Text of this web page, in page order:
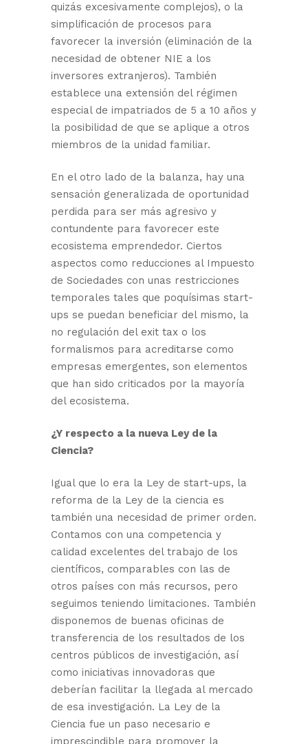
quizás excesivamente complejos), o la
simplificación de procesos para
favorecer la inversión (eliminación de la
necesidad de obtener NIE a los
inversores extranjeros). También
establece una extensión del régimen
especial de impatriados de 5 a 10 años y
la posibilidad de que se aplique a otros
miembros de la unidad familiar.
En el otro lado de la balanza, hay una
sensación generalizada de oportunidad
perdida para ser más agresivo y
contundente para favorecer este
ecosistema emprendedor. Ciertos
aspectos como reducciones al Impuesto
de Sociedades con unas restricciones
temporales tales que poquísimas start-
ups se puedan beneficiar del mismo, la
no regulación del exit tax o los
formalismos para acreditarse como
empresas emergentes, son elementos
que han sido criticados por la mayoría
del ecosistema.
¿Y respecto a la nueva Ley de la
Ciencia?
Igual que lo era la Ley de start-ups, la
reforma de la Ley de la ciencia es
también una necesidad de primer orden.
Contamos con una competencia y
calidad excelentes del trabajo de los
científicos, comparables con las de
otros países con más recursos, pero
seguimos teniendo limitaciones. También
disponemos de buenas oficinas de
transferencia de los resultados de los
centros públicos de investigación, así
como iniciativas innovadoras que
deberían facilitar la llegada al mercado
de esa investigación. La Ley de la
Ciencia fue un paso necesario e
imprescindible para promover la